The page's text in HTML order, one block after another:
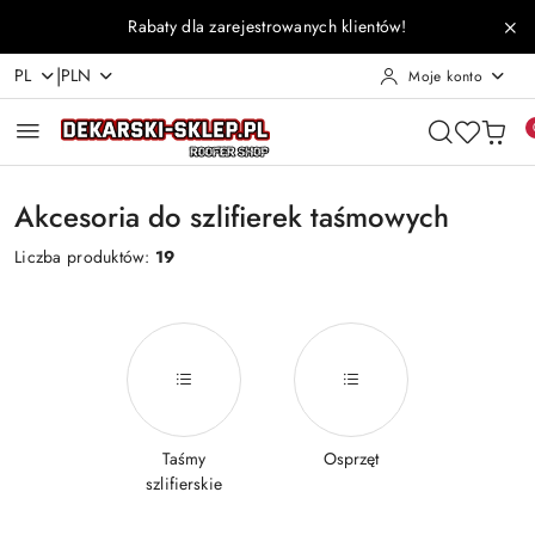
Przejdź do treści głównej
Przejdź do wyszukiwarki
Przejdź do moje konto
Przejdź do menu głównego
Przejdź do stopkiRabaty dla zarejestrowanych klientów!
PL |PLN Moje konto
Akcesoria do szlifierek taśmowych
Liczba produktów: 19
Taśmy
szlifierskie
Osprzęt